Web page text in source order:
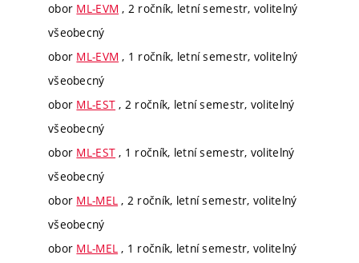
obor ML-EVM , 2 ročník, letní semestr, volitelný
všeobecný
obor ML-EVM , 1 ročník, letní semestr, volitelný
všeobecný
obor ML-EST , 2 ročník, letní semestr, volitelný
všeobecný
obor ML-EST , 1 ročník, letní semestr, volitelný
všeobecný
obor ML-MEL , 2 ročník, letní semestr, volitelný
všeobecný
obor ML-MEL , 1 ročník, letní semestr, volitelný